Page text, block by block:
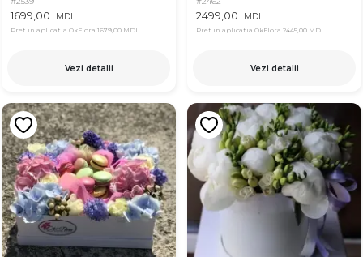
1699,00 MDL
Pret in aplicatia OkFlora 1679,00 MDL
Vezi detalii
2499,00 MDL
Pret in aplicatia OkFlora 2445,00 MDL
Vezi detalii